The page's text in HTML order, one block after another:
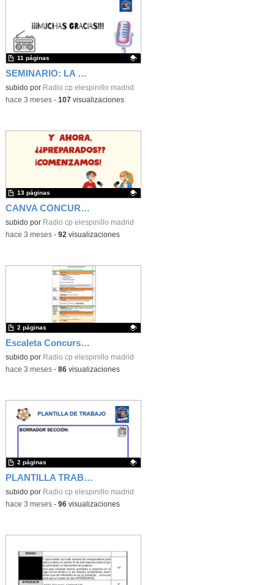
SEMINARIO: LA RADIO COMO HERRAMIENTA DE INNOVACIÓN Y APRENDIZAJE
Contenido educativo.
subido por Radio cp elespinillo madrid
11 páginas
-hace 3 meses- 107visualizaciones
CANVA CONCURSO LIVING MADRID
Contenido educativo.
subido por Radio cp elespinillo madrid
13 páginas
-hace 3 meses- 92 visualizaciones
Escaleta Concurso Living Madrid
Contenido educativo.
subido por Radio cp elespinillo madrid
2 páginas
-hace 3 meses- 86visualizaciones
PLANTILLA TRABAJO ALUMNADO
Contenido educativo.
subido por Radio cp elespinillo madrid
2 páginas
-hace 3 meses- 96visualizaciones